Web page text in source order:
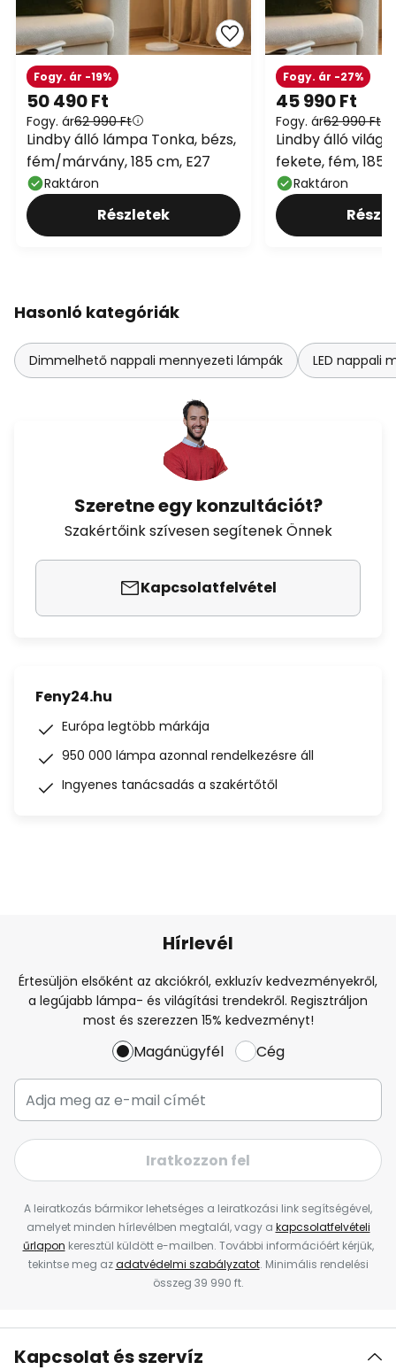
50 490 Ft
Fogy. ár62 990 Ft
Fogy. ár -19%
Lindby álló lámpa Tonka, bézs,
fém/márvány, 185 cm, E27
Raktáron
Részletek
45 990 Ft
Fogy. ár62 990 Ft
Fogy. ár -27%
Lindby álló
fekete, fém, 185
Raktáron
Hasonló kategóriák
Dimmelhető nappali mennyezeti lámpák LED nappali
Szeretne egy konzultációt?
Szakértőink szívesen segítenek Önnek
Kapcsolatfelvétel
Feny24.hu
Európa legtöbb márkája
950 000 lámpa azonnal rendelkezésre áll
Ingyenes tanácsadás a szakértőtől
Hírlevél
Értesüljön elsőként az akciókról, exkluzív kedvezményekről,
a legújabb lámpa- és világítási trendekről. Regisztráljon
most és szerezzen 15% kedvezményt!
Magánügyfél Cég
Iratkozzon fel
A leiratkozás bármikor lehetséges a leiratkozási link segítségével,
amelyet minden hírlevélben megtalál, vagy a kapcsolatfelvételi
űrlapon keresztül küldött e-mailben. További információért kérjük,
tekintse meg azadatvédelmi szabályzatot. Minimális rendelési
összeg 39 990 ft.
Kapcsolat és szervíz